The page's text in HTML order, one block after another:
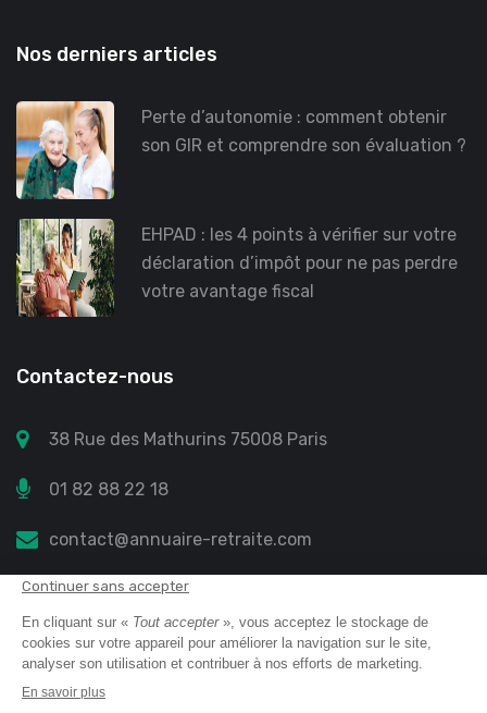
Nos derniers articles
Perte d’autonomie : comment obtenir
son GIR et comprendre son évaluation ?
EHPAD : les 4 points à vérifier sur votre
déclaration d’impôt pour ne pas perdre
votre avantage fiscal
Contactez-nous
38 Rue des Mathurins 75008 Paris
01 82 88 22 18
contact@annuaire-retraite.com
Annuaire retraite